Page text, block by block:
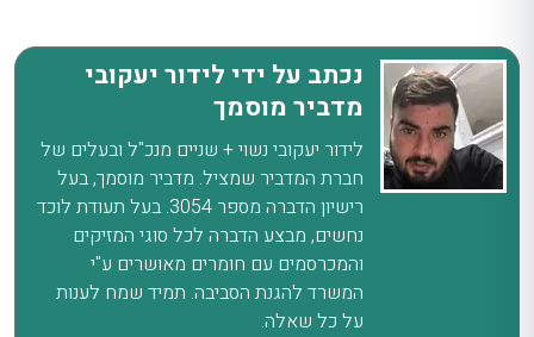
נכתב על ידי לידור יעקובי
מדביר מוסמך
לידור יעקובי נשוי + שניים מנכ"ל ובעלים של
חברת המדביר שמציל. מדביר מוסמך, בעל
רישיון הדברה מספר 3054. בעל תעודת לוכד
נחשים, מבצע הדברה לכל סוגי המזיקים
והמכרסמים עם חומרים מאושרים ע"י
המשרד להגנת הסביבה. תמיד שמח לענות
על כל שאלה.